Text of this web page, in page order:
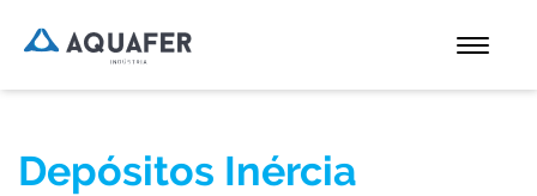
Depósitos Inércia